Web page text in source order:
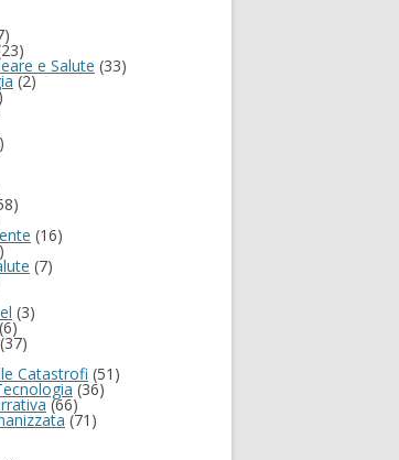
e Salute (33)
(2)
(16)
(7)
(3)
(37)
Catastrofi (51)
(36)
(66)
(71)